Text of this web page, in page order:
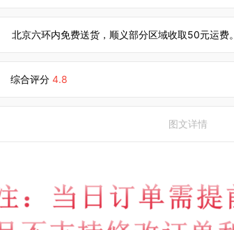
北京六环内免费送货，顺义部分区域收取50元运费。
综合评分 4.8
图文详情